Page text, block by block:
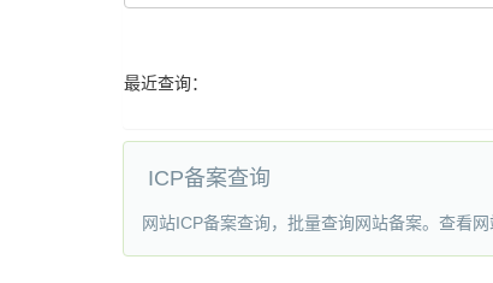
最近查询：
ICP备案查询
网站ICP备案查询，批量查询网站备案。查看